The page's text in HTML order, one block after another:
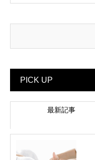
PICK UP
最新記事